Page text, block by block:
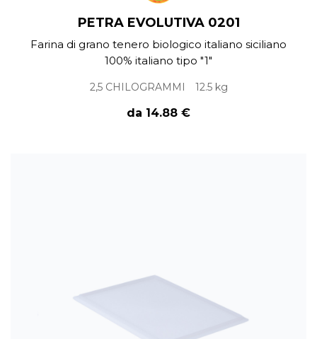
PETRA EVOLUTIVA 0201
Farina di grano tenero biologico italiano siciliano
100% italiano tipo "1"
2,5 CHILOGRAMMI 12.5 kg
da 14.88 €